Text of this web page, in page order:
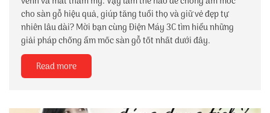
cho sàn gỗ hiệu quả, giúp tăng tuổi thọ và giữ vẻ đẹp tự
nhiên lâu dài? Mời bạn cùng Điện Máy 3C tìm hiểu những
giải pháp chống ẩm mốc sàn gỗ tốt nhất dưới đây.
Read more